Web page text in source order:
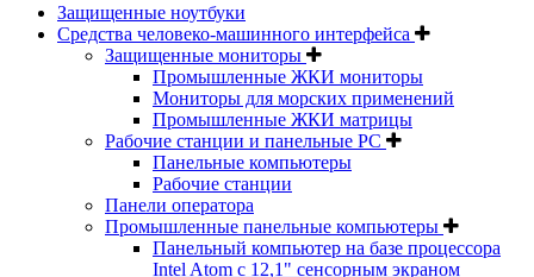
Защищенные ноутбуки
Средства человеко-машинного интерфейса
Защищенные мониторы
Промышленные ЖКИ мониторы
Мониторы для морских применений
Промышленные ЖКИ матрицы
Рабочие станции и панельные РС
Панельные компьютеры
Рабочие станции
Панели оператора
Промышленные панельные компьютеры
Панельный компьютер на базе процессора
Intel Atom с 12,1" сенсорным экраном